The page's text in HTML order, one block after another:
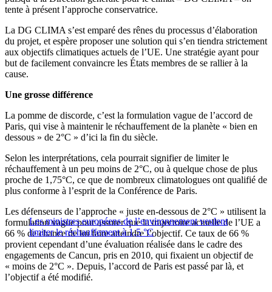
tente à présent l’approche conservatrice.
La DG CLIMA s’est emparé des rênes du processus d’élaboration
du projet, et espère proposer une solution qui s’en tiendra strictement
aux objectifs climatiques actuels de l’UE. Une stratégie ayant pour
but de facilement convaincre les États membres de se rallier à la
cause.
Une grosse différence
La pomme de discorde, c’est la formulation vague de l’accord de
Paris, qui vise à maintenir le réchauffement de la planète « bien en
dessous » de 2°C » d’ici la fin du siècle.
Selon les interprétations, cela pourrait signifier de limiter le
réchauffement à un peu moins de 2°C, ou à quelque chose de plus
proche de 1,75°C, ce que de nombreux climatologues ont qualifié de
plus conforme à l’esprit de la Conférence de Paris.
Les ministres européens de l’environnement veulent
limiter le réchauffement à 1,5 °C
Les défenseurs de l’approche « juste en-dessous de 2°C » utilisent la
formulation vague pour assurer que la trajectoire actuelle de l’UE a
66 % de chance de lui faire atteindre l’objectif. Ce taux de 66 %
provient cependant d’une évaluation réalisée dans le cadre des
engagements de Cancun, pris en 2010, qui fixaient un objectif de
« moins de 2°C ». Depuis, l’accord de Paris est passé par là, et
l’objectif a été modifié.